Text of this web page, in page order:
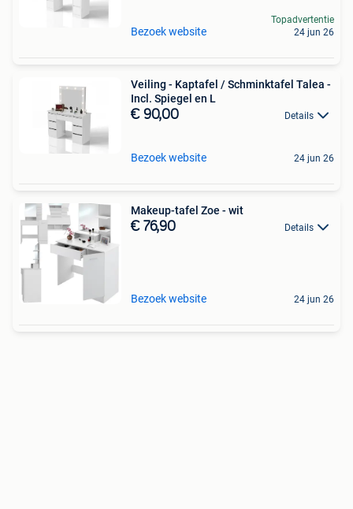
Bezoek website
Topadvertentie
24 jun 26
Veiling - Kaptafel / Schminktafel Talea -
Incl. Spiegel en L
€ 90,00 Details
Bezoek website 24 jun 26
Makeup-tafel Zoe - wit
€ 76,90 Details
Bezoek website 24 jun 26